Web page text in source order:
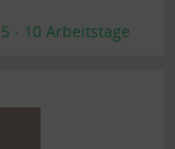
- 10 Arbeitstage